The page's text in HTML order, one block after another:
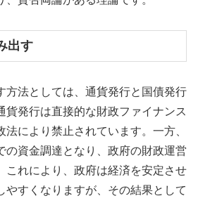
出す
方法としては、通貨発行と国債発行
貨発行は直接的な財政ファイナンス
法により禁止されています。一方、
の資金調達となり、政府の財政運営
これにより、政府は経済を安定させ
やすくなりますが、その結果として